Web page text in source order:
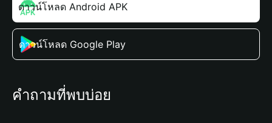
ดาวน์โหลด Android APK
ดาวน์โหลด Google Play
คำถามที่พบบ่อย